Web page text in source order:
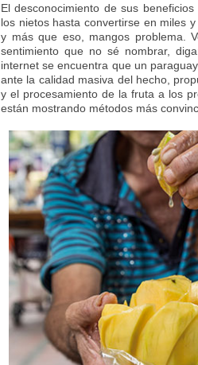
El desconocimiento de sus
los nietos hasta convertirse en miles
y más que eso, mangos problema.
sentimiento que no sé nombrar,
internet se encuentra que un
ante la calidad masiva del hecho,
y el procesamiento de la fruta a los
están mostrando métodos más